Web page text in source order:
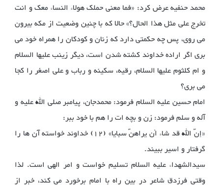
محمد حنفیه عرض کرد: «فما معنی حملک هولاء النساء معک و انت
تخرج علی مثل هذا الحال؟» حالا که با چنین وضعیت از مکه بیرون
می روی، پس چه حکمتی دارد که زنان و کودکان را همراه خود می
بری اگر اراده خداوند کشته شدن است، دیگر زینب علیها السلام
و ام کلثوم علیها السلام، رقیه، سکینه و رباب و علی اصغر را کجا
می بری؟
امام حسین علیه السلام فرمود: محمدجان، پیامبر صلی الله علیه و
آله و سلم فرمود: زن و بچه ات را هم با خود ببر:
«إنّ الله قد شاء أن یراهنّ سبایا» (12) خداوند خواسته آن ها را
گرفتار و اسیر ببیند.
سیدالشهداء علیه السلام تسلیم خواست و امر الهی است. لذا
وقتی فرزدق شاعر در بین راه با امام برخورد می کند، خبر از